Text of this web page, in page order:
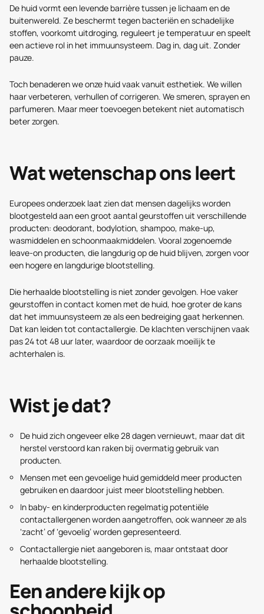
De huid vormt een levende barrière tussen je lichaam en de
buitenwereld. Ze beschermt tegen bacteriën en schadelijke
stoffen, voorkomt uitdroging, reguleert je temperatuur en speelt
een actieve rol in het immuunsysteem. Dag in, dag uit. Zonder
pauze.
Toch benaderen we onze huid vaak vanuit esthetiek. We willen
haar verbeteren, verhullen of corrigeren. We smeren, sprayen en
parfumeren. Maar meer toevoegen betekent niet automatisch
beter zorgen.
Wat wetenschap ons leert
Europees onderzoek laat zien dat mensen dagelijks worden
blootgesteld aan een groot aantal geurstoffen uit verschillende
producten: deodorant, bodylotion, shampoo, make-up,
wasmiddelen en schoonmaakmiddelen. Vooral zogenoemde
leave-on producten, die langdurig op de huid blijven, zorgen voor
een hogere en langdurige blootstelling.
Die herhaalde blootstelling is niet zonder gevolgen. Hoe vaker
geurstoffen in contact komen met de huid, hoe groter de kans
dat het immuunsysteem ze als een bedreiging gaat herkennen.
Dat kan leiden tot contactallergie. De klachten verschijnen vaak
pas 24 tot 48 uur later, waardoor de oorzaak moeilijk te
achterhalen is.
Wist je dat?
De huid zich ongeveer elke 28 dagen vernieuwt, maar dat dit
herstel verstoord kan raken bij overmatig gebruik van
producten.
Mensen met een gevoelige huid gemiddeld meer producten
gebruiken en daardoor juist meer blootstelling hebben.
In baby- en kinderproducten regelmatig potentiële
contactallergenen worden aangetroffen, ook wanneer ze als
‘zacht’ of ‘gevoelig’ worden gepresenteerd.
Contactallergie niet aangeboren is, maar ontstaat door
herhaalde blootstelling.
Een andere kijk op